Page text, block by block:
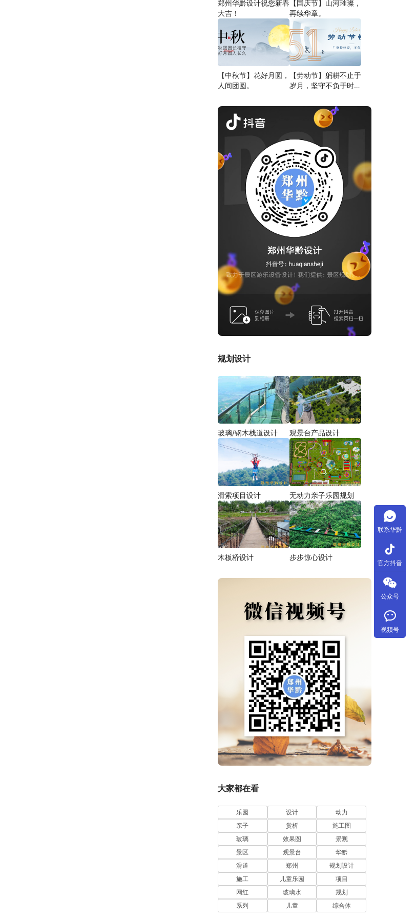
郑州华黔设计祝您新春
大吉！
【国庆节】山河璀璨，
再续华章。
【中秋节】花好月圆，
人间团圆。
【劳动节】躬耕不止于
岁月，坚守不负于时
规划设计
玻璃/钢木栈道设计 观景台产品设计
滑索项目设计 无动力亲子乐园规划
木板桥设计 步步惊心设计
大家都在看
乐园 设计
动力
亲子
赏析
施工图
玻璃
效果图
景观
景区
观景台
华黔
滑道
郑州
规划设计
施工
儿童乐园
项目
网红
玻璃水
规划
系列
儿童 综合体
联系华黔
tiktok
官方抖音
公众号
视频号